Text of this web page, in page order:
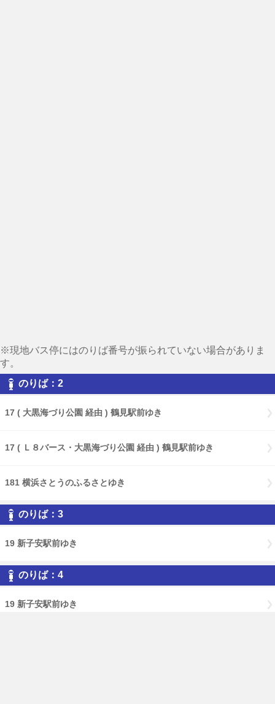
※現地バス停にはのりば番号が振られていない場合がありま
す。
のりば：2
17 ( 大黒海づり公園 経由 ) 鶴見駅前ゆき
17 ( Ｌ８バース・大黒海づり公園 経由 ) 鶴見駅前ゆき
181 横浜さとうのふるさとゆき
のりば：3
19 新子安駅前ゆき
のりば：4
19 新子安駅前ゆき